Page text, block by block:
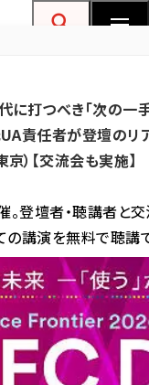
ォーラム
もAIを使うプラット
へ」。三木谷社長が語る
強AIエコシステム」と
がもたらすECの未来
打つべき「次の一手
UA責任者が登壇のリ
）【交流会も実施】
。登壇者・聴講者と
の講演を無料で聴講